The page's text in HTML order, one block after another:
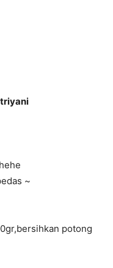
~
potong